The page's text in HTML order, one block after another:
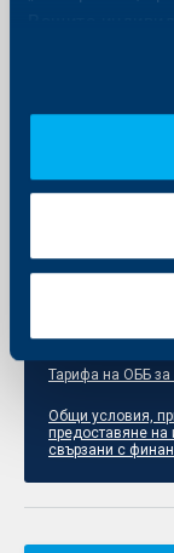
Полезни
Допълнителна
Тарифа на ОББ за
Общи условия,
предоставяне на
свързани с